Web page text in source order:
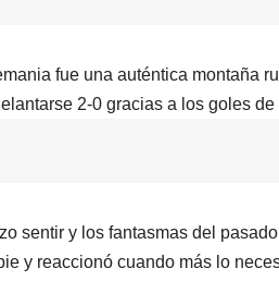
fue una auténtica montaña
2-0 gracias a los goles
sentir y los fantasmas del
y reaccionó cuando más lo